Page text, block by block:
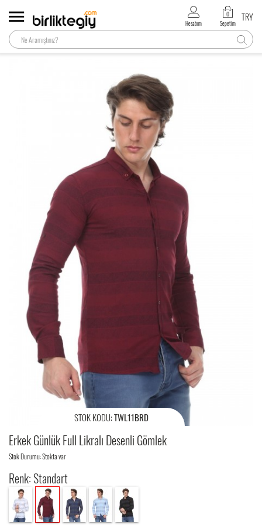
Hesabım
0
Sepetim
TRY
STOK KODU:TWL11BRD
Erkek Günlük Full Likralı Desenli Gömlek
Stok Durumu: Stokta var
Renk: Standart